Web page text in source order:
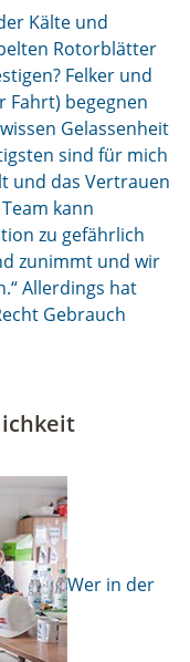
Kälte und
Rotorblätter
Felker und
Fahrt) begegnen
Gelassenheit
sind für mich
und das Vertrauen
kann
zu gefährlich
zunimmt und wir
Allerdings hat
Gebrauch
Wer in der